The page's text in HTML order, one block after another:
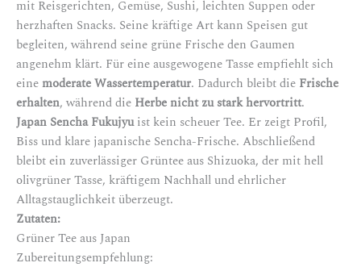
mit Reisgerichten, Gemüse, Sushi, leichten Suppen oder
herzhaften Snacks. Seine kräftige Art kann Speisen gut
begleiten, während seine grüne Frische den Gaumen
angenehm klärt. Für eine ausgewogene Tasse empfiehlt sich
einemoderate Wassertemperatur. Dadurch bleibt die Frische
erhalten, während die Herbe nicht zu stark hervortritt.
Japan Sencha Fukujyuist kein scheuer Tee. Er zeigt Profil,
Biss und klare japanische Sencha-Frische. Abschließend
bleibt ein zuverlässiger Grüntee aus Shizuoka, der mit hell
olivgrüner Tasse, kräftigem Nachhall und ehrlicher
Alltagstauglichkeit überzeugt.
Zutaten:
Grüner Tee aus Japan
Zubereitungsempfehlung: